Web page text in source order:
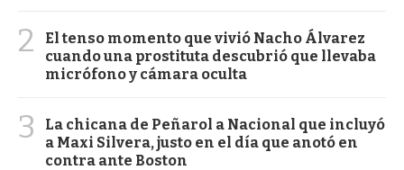
2
El tenso momento que vivió Nacho Álvarez
cuando una prostituta descubrió que llevaba
micrófono y cámara oculta
3
La chicana de Peñarol a Nacional que incluyó
a Maxi Silvera, justo en el día que anotó en
contra ante Boston